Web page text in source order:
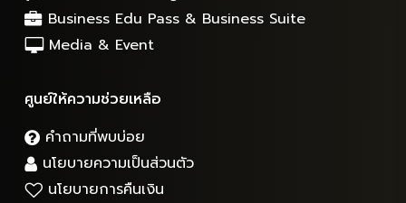
Business Edu Pass & Business Suite
Media & Event
ศูนย์ให้ความช่วยเหลือ
คำถามที่พบบ่อย
นโยบายความเป็นส่วนตัว
นโยบายการคืนเงิน